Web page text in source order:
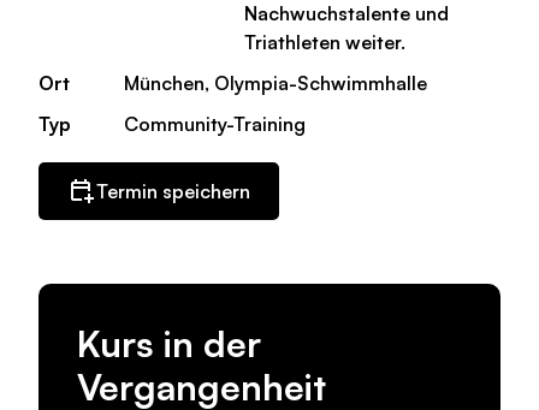
Nachwuchstalente und
Triathleten weiter.
Ort
München, Olympia-Schwimmhalle
Typ
Community-Training
Termin speichern
Kurs in der
Vergangenheit